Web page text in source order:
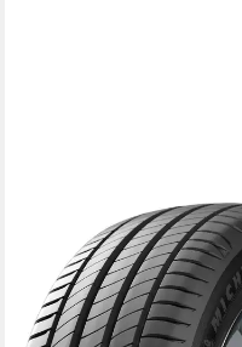
Michelin Sommerreifen
MICHELIN, in verschiedenen
Ausführungen erhältlich
Kraftstoffeffizienz